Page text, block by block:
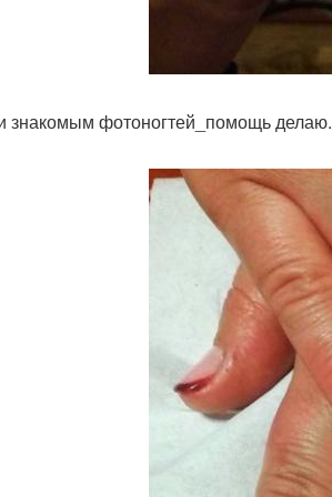
знакомым фотоногтей_помощь делаю.